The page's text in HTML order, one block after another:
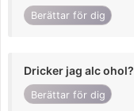
Berättar för dig
Dricker jag alc ohol?
Berättar för dig